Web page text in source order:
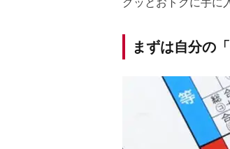
まずは自分の